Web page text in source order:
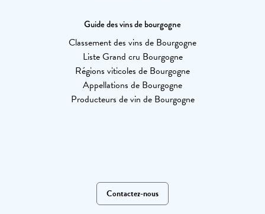
Guide des vins de bourgogne
Classement des vins de Bourgogne
Liste Grand cru Bourgogne
Régions viticoles de Bourgogne
Appellations de Bourgogne
Producteurs de vin de Bourgogne
Contactez-nous